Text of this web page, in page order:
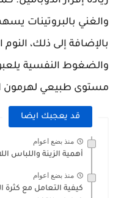
والغني بالبروتينات
بالإضافة إلى ذلك، النوم
والضغوط النفسية
مستوى طبيعي لهرمون
قد يعجبك ايضا
منذ بضع اعوام
أهمية الزينة واللباس
منذ بضع اعوام
كيفية التعامل مع كثرة